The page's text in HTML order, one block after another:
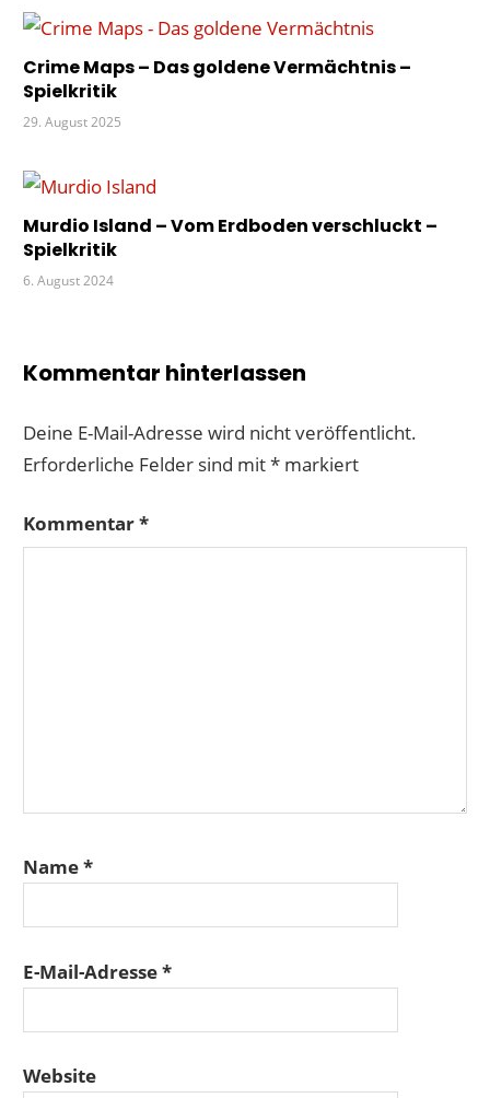
Crime Maps – Das goldene Vermächtnis –
Spielkritik
29. August 2025
Murdio Island – Vom Erdboden verschluckt –
Spielkritik
6. August 2024
Kommentar hinterlassen
Deine E-Mail-Adresse wird nicht veröffentlicht.
Erforderliche Felder sind mit* markiert
Kommentar*
Name*
E-Mail-Adresse*
Website